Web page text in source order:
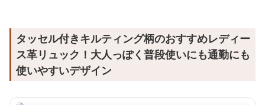
タッセル付きキルティング柄のおすすめレディー
ス革リュック！大人っぽく普段使いにも通勤にも
使いやすいデザイン